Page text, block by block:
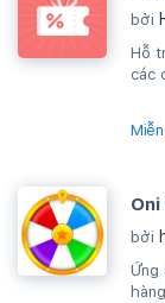
bởi
Hỗ
các
bởi
Ứng